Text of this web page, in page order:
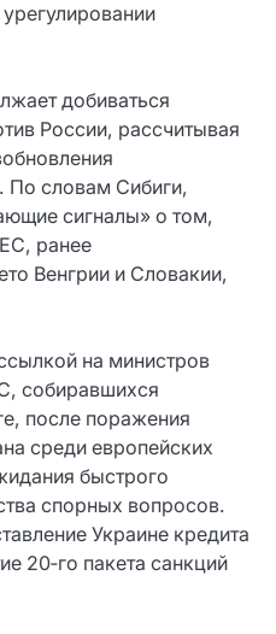
добиваться
России, рассчитывая
По словам Сибиги,
сигналы» о том,
ранее
Венгрии и Словакии,
на министров
собиравшихся
после поражения
среди европейских
быстрого
спорных вопросов.
Украине кредита
20‑го пакета санкций